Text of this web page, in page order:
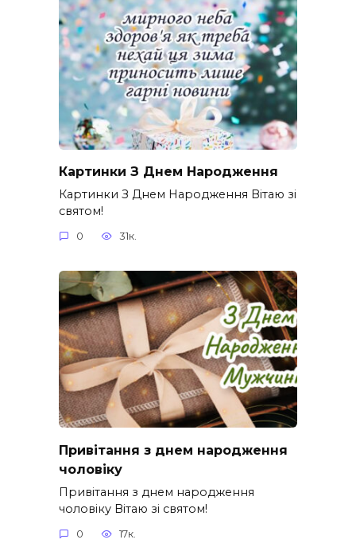
Картинки З Днем Народження
Картинки З Днем Народження Вітаю зі
святом!
0 31к.
Привітання з днем народження
чоловіку
Привітання з днем народження
чоловіку Вітаю зі святом!
0 17к.